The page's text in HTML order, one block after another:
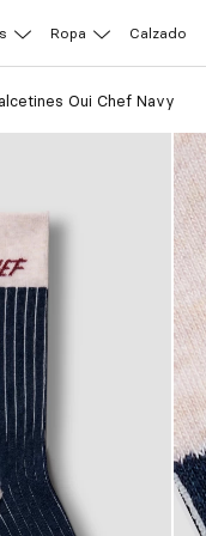
Ropa Calzado
Oui Chef Navy